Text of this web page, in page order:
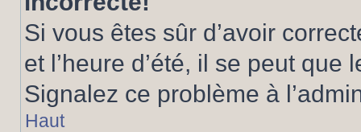
Si vous êtes sûr d’avoir
et l’heure d’été, il se peut que
Signalez ce problème à
Haut